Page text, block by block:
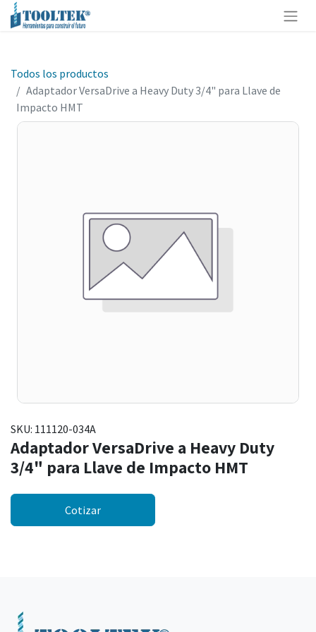
Todos los productos
Adaptador VersaDrive a Heavy Duty 3/4" para Llave de
Impacto HMT
SKU: 111120-034A
Adaptador VersaDrive a Heavy Duty
3/4" para Llave de Impacto HMT
Cotizar